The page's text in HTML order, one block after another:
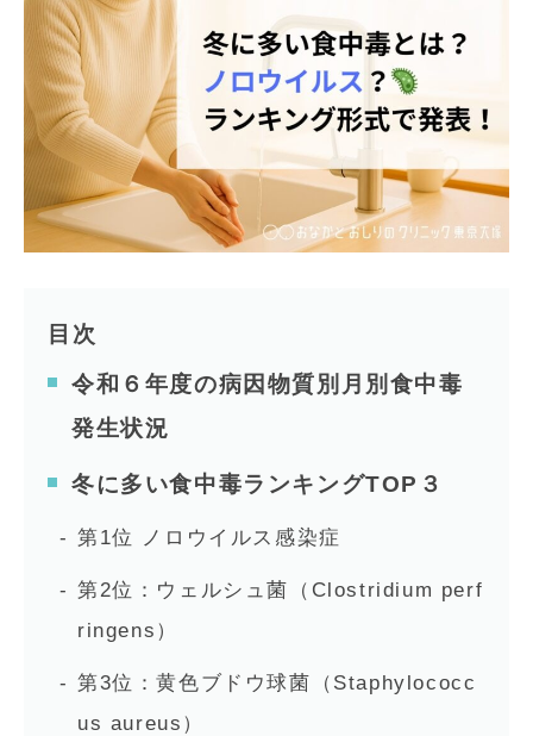
目次
令和６年度の病因物質別月別食中毒
発生状況
冬に多い食中毒ランキングTOP３
第1位 ノロウイルス感染症
第2位：ウェルシュ菌（Clostridium perf
ringens）
第3位：黄色ブドウ球菌（Staphylococc
us aureus）